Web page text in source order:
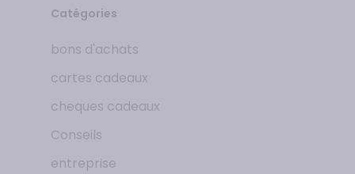
Catégories
bons d'achats
cartes cadeaux
cheques cadeaux
Conseils
entreprise